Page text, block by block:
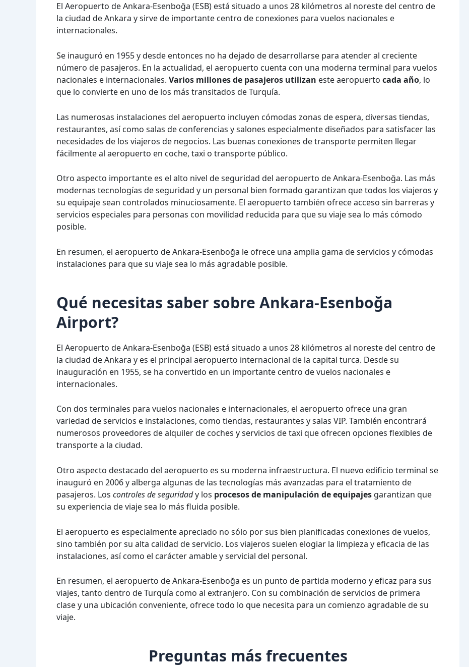
El Aeropuerto de Ankara-Esenboğa (ESB) está situado a unos 28 kilómetros al noreste del centro de
la ciudad de Ankara y sirve de importante centro de conexiones para vuelos nacionales e
internacionales.
Se inauguró en 1955 y desde entonces no ha dejado de desarrollarse para atender al creciente
número de pasajeros. En la actualidad, el aeropuerto cuenta con una moderna terminal para vuelos
nacionales e internacionales. Varios millones de pasajeros utilizan este aeropuerto cada año, lo
que lo convierte en uno de los más transitados de Turquía.
Las numerosas instalaciones del aeropuerto incluyen cómodas zonas de espera, diversas tiendas,
restaurantes, así como salas de conferencias y salones especialmente diseñados para satisfacer las
necesidades de los viajeros de negocios. Las buenas conexiones de transporte permiten llegar
fácilmente al aeropuerto en coche, taxi o transporte público.
Otro aspecto importante es el alto nivel de seguridad del aeropuerto de Ankara-Esenboğa. Las más
modernas tecnologías de seguridad y un personal bien formado garantizan que todos los viajeros y
su equipaje sean controlados minuciosamente. El aeropuerto también ofrece acceso sin barreras y
servicios especiales para personas con movilidad reducida para que su viaje sea lo más cómodo
posible.
En resumen, el aeropuerto de Ankara-Esenboğa le ofrece una amplia gama de servicios y cómodas
instalaciones para que su viaje sea lo más agradable posible.
Qué necesitas saber sobre Ankara-Esenboğa
Airport?
El Aeropuerto de Ankara-Esenboğa (ESB) está situado a unos 28 kilómetros al noreste del centro de
la ciudad de Ankara y es el principal aeropuerto internacional de la capital turca. Desde su
inauguración en 1955, se ha convertido en un importante centro de vuelos nacionales e
internacionales.
Con dos terminales para vuelos nacionales e internacionales, el aeropuerto ofrece una gran
variedad de servicios e instalaciones, como tiendas, restaurantes y salas VIP. También encontrará
numerosos proveedores de alquiler de coches y servicios de taxi que ofrecen opciones flexibles de
transporte a la ciudad.
Otro aspecto destacado del aeropuerto es su moderna infraestructura. El nuevo edificio terminal se
inauguró en 2006 y alberga algunas de las tecnologías más avanzadas para el tratamiento de
pasajeros. Los controles de seguridady los procesos de manipulación de equipajes garantizan que
su experiencia de viaje sea lo más fluida posible.
El aeropuerto es especialmente apreciado no sólo por sus bien planificadas conexiones de vuelos,
sino también por su alta calidad de servicio. Los viajeros suelen elogiar la limpieza y eficacia de las
instalaciones, así como el carácter amable y servicial del personal.
En resumen, el aeropuerto de Ankara-Esenboğa es un punto de partida moderno y eficaz para sus
viajes, tanto dentro de Turquía como al extranjero. Con su combinación de servicios de primera
clase y una ubicación conveniente, ofrece todo lo que necesita para un comienzo agradable de su
viaje.
Preguntas más frecuentes